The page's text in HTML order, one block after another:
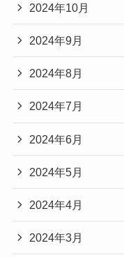
2024年10月
2024年9月
2024年8月
2024年7月
2024年6月
2024年5月
2024年4月
2024年3月